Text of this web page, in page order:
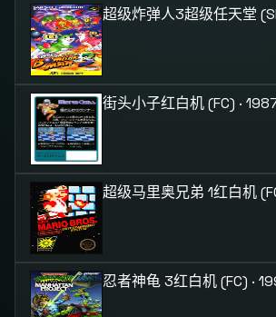
超级炸弹人3超级任天堂
街头小子红白机 (FC) ·
超级马里奥兄弟 1红白机
忍者神龟 3红白机 (FC) ·